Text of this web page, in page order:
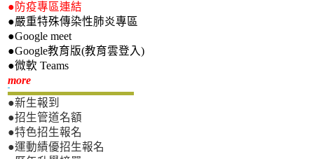
●防疫專區連結
●嚴重特殊傳染性肺炎專區
●Google meet
●Google教育版(教育雲登入)
●微軟 Teams
more新生專區
●新生報到
●招生管道名額
●特色招生報名
●運動績優招生報名